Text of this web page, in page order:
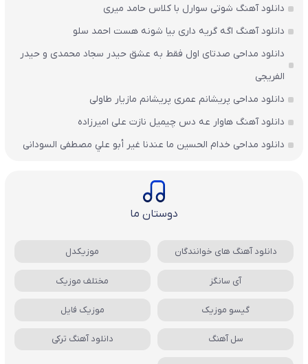
دانلود آهنگ شوتی سوارل با کلاس حامد میری
دانلود آهنگ اگه گریه داری بیا شونه هست احمد سلو
دانلود مداحی صدتای اول فقط به عشق حیدر سجاد محمدی و حیدر
الفریجی
دانلود مداحی پریشانم عمری پریشانم مازیار طاولی
دانلود آهنگ هاوار عه دس چیمیل نازت علی امیرزاده
دانلود مداحی خدام الحسين ما عندنا غير أبو علي مصطفی السودانی
دوستان ما
دانلود آهنگ های خوانندگان موزیکدل
آی سانگز مختلف موزیک
گیسو موزیک موزیک فایل
سل آهنگ دانلود آهنگ ترکی